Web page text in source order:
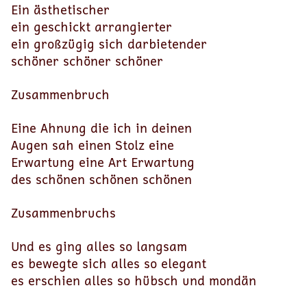
Ein ästhetischer
ein geschickt arrangierter
ein großzügig sich darbietender
schöner schöner schöner
Zusammenbruch
Eine Ahnung die ich in deinen
Augen sah einen Stolz eine
Erwartung eine Art Erwartung
des schönen schönen schönen
Zusammenbruchs
Und es ging alles so langsam
es bewegte sich alles so elegant
es erschien alles so hübsch und mondän